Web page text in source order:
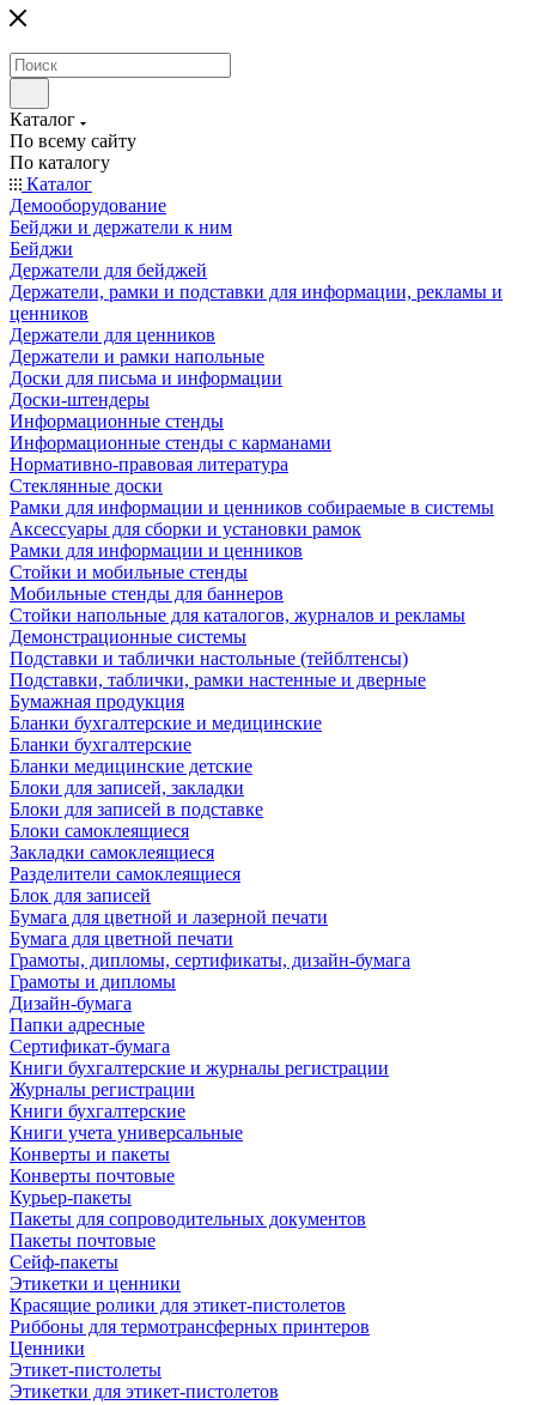
Каталог
По всему сайту
По каталогу
Каталог
Демооборудование
Бейджи и держатели к ним
Бейджи
Держатели для бейджей
Держатели, рамки и подставки для информации, рекламы и
ценников
Держатели для ценников
Держатели и рамки напольные
Доски для письма и информации
Доски-штендеры
Информационные стенды
Информационные стенды с карманами
Нормативно-правовая литература
Стеклянные доски
Рамки для информации и ценников собираемые в системы
Аксессуары для сборки и установки рамок
Рамки для информации и ценников
Стойки и мобильные стенды
Мобильные стенды для баннеров
Стойки напольные для каталогов, журналов и рекламы
Демонстрационные системы
Подставки и таблички настольные (тейблтенсы)
Подставки, таблички, рамки настенные и дверные
Бумажная продукция
Бланки бухгалтерские и медицинские
Бланки бухгалтерские
Бланки медицинские детские
Блоки для записей, закладки
Блоки для записей в подставке
Блоки самоклеящиеся
Закладки самоклеящиеся
Разделители самоклеящиеся
Блок для записей
Бумага для цветной и лазерной печати
Бумага для цветной печати
Грамоты, дипломы, сертификаты, дизайн-бумага
Грамоты и дипломы
Дизайн-бумага
Папки адресные
Сертификат-бумага
Книги бухгалтерские и журналы регистрации
Журналы регистрации
Книги бухгалтерские
Книги учета универсальные
Конверты и пакеты
Конверты почтовые
Курьер-пакеты
Пакеты для сопроводительных документов
Пакеты почтовые
Сейф-пакеты
Этикетки и ценники
Красящие ролики для этикет-пистолетов
Риббоны для термотрансферных принтеров
Ценники
Этикет-пистолеты
Этикетки для этикет-пистолетов